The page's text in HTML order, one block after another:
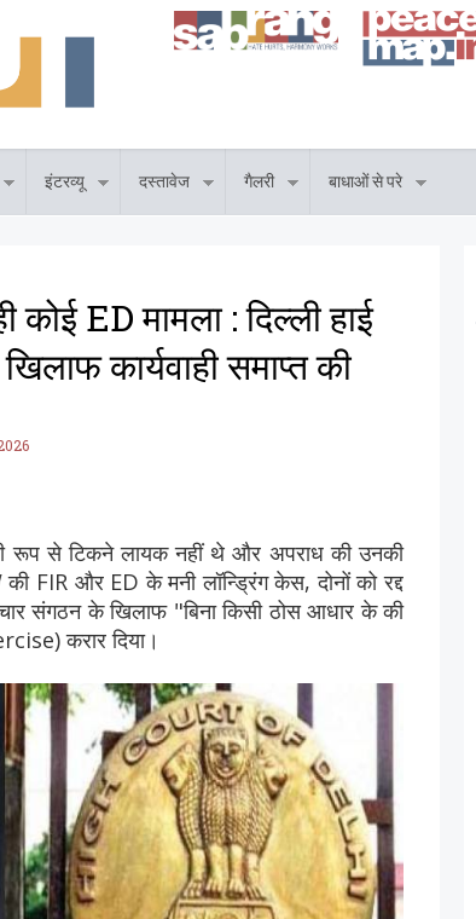
इंटरव्यू दस्तावेज गैलरी बाधाओं से परे
ED मामला : दिल्ली हाई
कार्यवाही समाप्त की
रूप से टिकने लायक नहीं थे और अपराध की उनकी
FIR और ED के मनी लॉन्ड्रिंग केस, दोनों को रद्द
संगठन के खिलाफ "बिना किसी ठोस आधार के की
करार दिया।